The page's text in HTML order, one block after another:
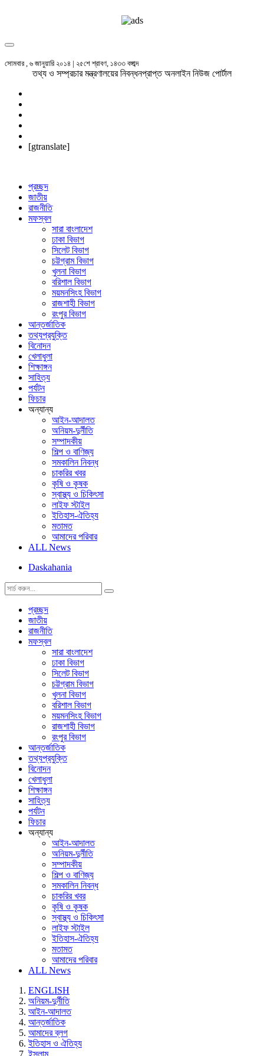
সোমবার , ৬ জানুয়ারি ২০১৪ | ২৫শে শ্রাবণ, ১৪৩৩ বঙ্গাব্দ
তথ্য ও সম্প্রচার মন্ত্রণালয়ের নিবন্ধনপ্রাপ্ত অনলাইন নিউজ পোর্টাল
[gtranslate]
প্রচ্ছদ
জাতীয়
রাজনীতি
মফস্বল
সারা বাংলাদেশ
ঢাকা বিভাগ
সিলেট বিভাগ
চট্টগ্রাম বিভাগ
খুলনা বিভাগ
বরিশাল বিভাগ
ময়মনসিংহ বিভাগ
রাজশাহী বিভাগ
রংপুর বিভাগ
আন্তর্জাতিক
তথ্যপ্রযুক্তি
বিনোদন
খেলাধুলা
শিক্ষাঙ্গন
সাহিত্য
পর্যটন
ফিচার
অন্যান্য
আইন-আদালত
অনিয়ম-দুর্নীতি
সম্পাদকীয়
শিল্প ও বাণিজ্য
সমকালিন নিবন্ধ
চাকরির খবর
কৃষি ও কৃষক
স্বাস্থ্য ও চিকিৎসা
লাইফ স্টাইল
ইতিহাস-ঐতিহ্য
মতামত
আমাদের পরিবার
ALL News
Daskahania
প্রচ্ছদ
জাতীয়
রাজনীতি
মফস্বল
সারা বাংলাদেশ
ঢাকা বিভাগ
সিলেট বিভাগ
চট্টগ্রাম বিভাগ
খুলনা বিভাগ
বরিশাল বিভাগ
ময়মনসিংহ বিভাগ
রাজশাহী বিভাগ
রংপুর বিভাগ
আন্তর্জাতিক
তথ্যপ্রযুক্তি
বিনোদন
খেলাধুলা
শিক্ষাঙ্গন
সাহিত্য
পর্যটন
ফিচার
অন্যান্য
আইন-আদালত
অনিয়ম-দুর্নীতি
সম্পাদকীয়
শিল্প ও বাণিজ্য
সমকালিন নিবন্ধ
চাকরির খবর
কৃষি ও কৃষক
স্বাস্থ্য ও চিকিৎসা
লাইফ স্টাইল
ইতিহাস-ঐতিহ্য
মতামত
আমাদের পরিবার
ALL News
ENGLISH
অনিয়ম-দুর্নীতি
আইন-আদালত
আন্তর্জাতিক
আমাদের ব্লগ
ইতিহাস ও ঐতিহ্য
ইসলাম